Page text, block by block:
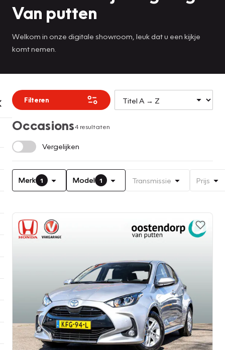
Van putten
Welkom in onze digitale showroom, leuk dat u een kijkje
komt nemen.
Filteren
Occasions4 resultaten
Vergelijken
Merk 1 Model 1 Transmissie Prijs